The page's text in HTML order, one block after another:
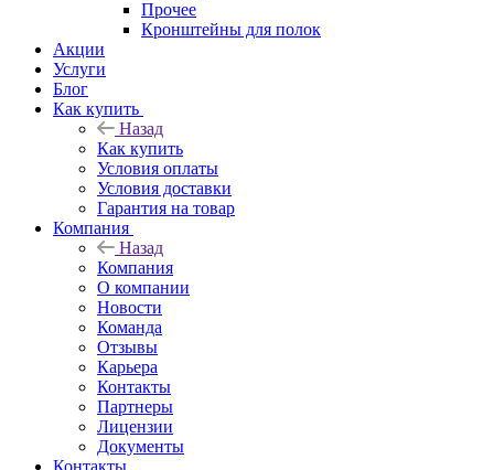
Прочее
Кронштейны для полок
Акции
Услуги
Блог
Как купить
Назад
Как купить
Условия оплаты
Условия доставки
Гарантия на товар
Компания
Назад
Компания
О компании
Новости
Команда
Отзывы
Карьера
Контакты
Партнеры
Лицензии
Документы
Контакты